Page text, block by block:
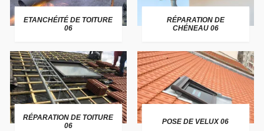
ETANCHÉITÉ DE TOITURE
06
RÉPARATION DE
CHÉNEAU 06
RÉPARATION DE TOITURE
06
POSE DE VELUX 06